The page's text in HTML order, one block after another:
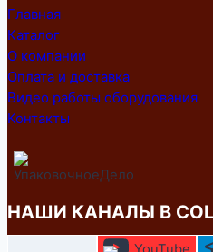
Главная
Каталог
О компании
Оплата и доставка
Видео работы оборудования
Контакты
НАШИ КАНАЛЫ В